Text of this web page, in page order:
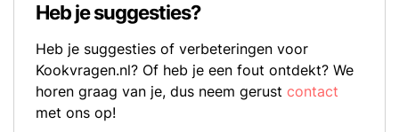
Heb je suggesties?
Heb je suggesties of verbeteringen voor
Kookvragen.nl? Of heb je een fout ontdekt? We
horen graag van je, dus neem gerust contact
met ons op!